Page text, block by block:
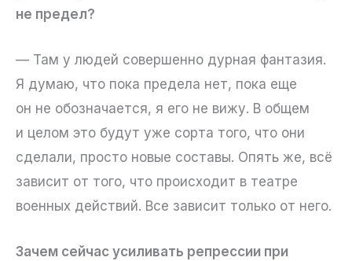
не предел?
— Там у людей совершенно дурная фантазия.
Я думаю, что пока предела нет, пока еще
он не обозначается, я его не вижу. В общем
и целом это будут уже сорта того, что они
сделали, просто новые составы. Опять же, всё
зависит от того, что происходит в театре
военных действий. Все зависит только от него.
Зачем сейчас усиливать репрессии при